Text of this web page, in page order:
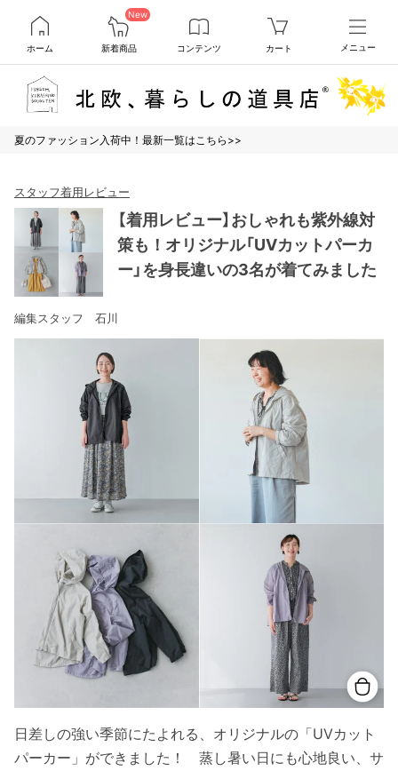
ホーム
New
新着商品 コンテンツ カート メニュー
夏のファッション入荷中！最新一覧はこちら>>
スタッフ着用レビュー
【着用レビュー】おしゃれも紫外線対
策も！オリジナル「UVカットパーカ
ー」を身長違いの3名が着てみました
編集スタッフ 石川
日差しの強い季節にたよれる、オリジナルの「UVカット
パーカー」ができました！ 蒸し暑い日にも心地良い、サ